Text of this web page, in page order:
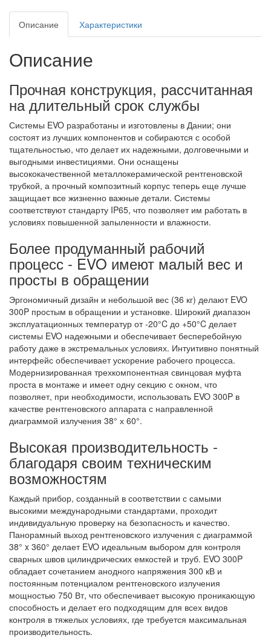
Описание Характеристики
Описание
Прочная конструкция, рассчитанная
на длительный срок службы
Системы EVO разработаны и изготовлены в Дании; они
состоят из лучших компонентов и собираются с особой
тщательностью, что делает их надежными, долговечными и
выгодными инвестициями. Они оснащены
высококачественной металлокерамической рентгеновской
трубкой, а прочный композитный корпус теперь еще лучше
защищает все жизненно важные детали. Системы
соответствуют стандарту IP65, что позволяет им работать в
условиях повышенной запыленности и влажности.
Более продуманный рабочий
процесс - EVO имеют малый вес и
просты в обращении
Эргономичный дизайн и небольшой вес (36 кг) делают EVO
300P простым в обращении и установке. Широкий диапазон
эксплуатационных температур от -20°C до +50°C делает
системы EVO надежными и обеспечивает бесперебойную
работу даже в экстремальных условиях. Интуитивно понятный
интерфейс обеспечивает ускорение рабочего процесса.
Модернизированная трехкомпонентная свинцовая муфта
проста в монтаже и имеет одну секцию с окном, что
позволяет, при необходимости, использовать EVO 300P в
качестве рентгеновского аппарата с направленной
диаграммой излучения 38° х 60°.
Высокая производительность -
благодаря своим техническим
возможностям
Каждый прибор, созданный в соответствии с самыми
высокими международными стандартами, проходит
индивидуальную проверку на безопасность и качество.
Панорамный выход рентгеновского излучения с диаграммой
38° x 360° делает EVO идеальным выбором для контроля
сварных швов цилиндрических емкостей и труб. EVO 300P
обладает сочетанием анодного напряжения 300 кВ и
постоянным потенциалом рентгеновского излучения
мощностью 750 Вт, что обеспечивает высокую проникающую
способность и делает его подходящим для всех видов
контроля в тяжелых условиях, где требуется максимальная
производительность.